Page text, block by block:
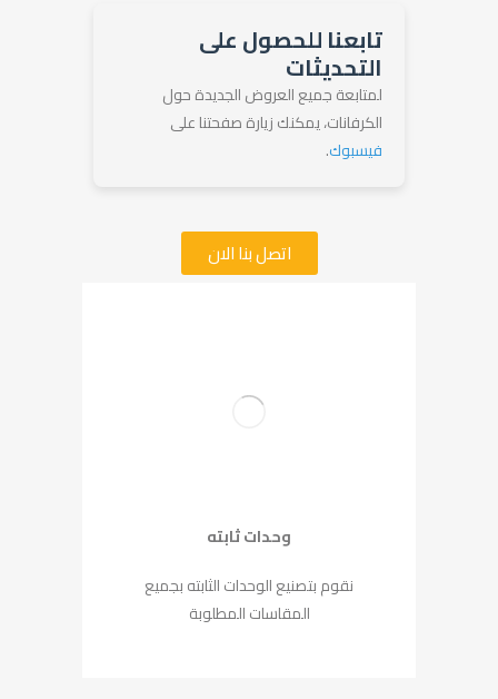
تابعنا للحصول على
التحديثات
لمتابعة جميع العروض الجديدة حول
الكرفانات، يمكنك زيارة صفحتنا على
فيسبوك.
اتصل بنا الان
وحدات ثابته
نقوم بتصنيع الوحدات الثابته بجميع
المقاسات المطلوبة